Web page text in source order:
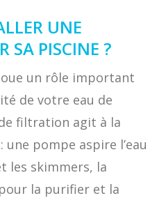
UNE
SA PISCINE ?
un rôle important
de votre eau de
filtration agit à la
une pompe aspire l’eau
les skimmers, la
la purifier et la